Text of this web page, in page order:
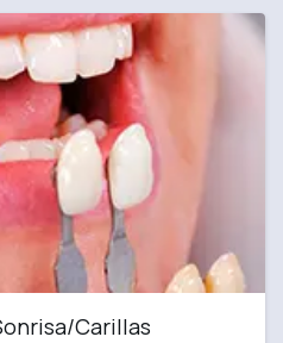
Carillas